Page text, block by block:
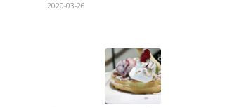
2020-03-26